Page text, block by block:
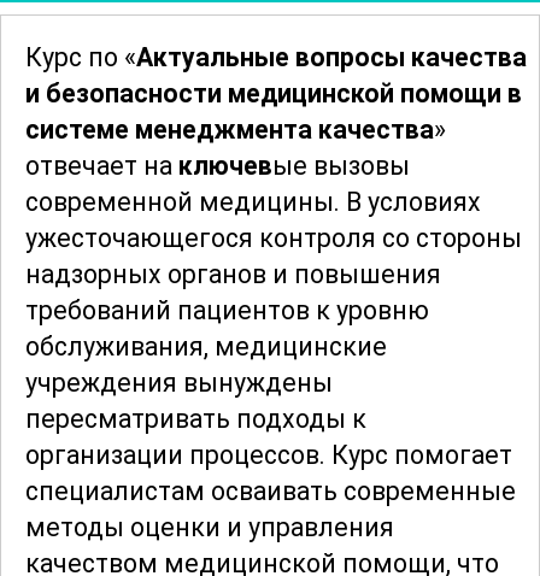
Курс по «Актуальные вопросы качества
и безопасности медицинской помощи в
системе менеджмента качества»
отвечает на ключевые вызовы
современной медицины. В условиях
ужесточающегося контроля со стороны
надзорных органов и повышения
требований пациентов к уровню
обслуживания, медицинские
учреждения вынуждены
пересматривать подходы к
организации процессов. Курс помогает
специалистам осваивать современные
методы оценки и управления
качеством медицинской помощи, что